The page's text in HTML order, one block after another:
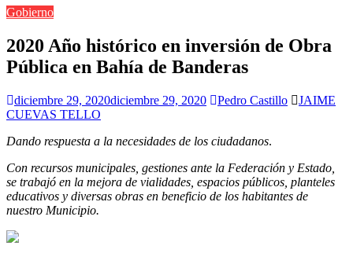
Gobierno
2020 Año histórico en inversión de Obra
Pública en Bahía de Banderas
diciembre 29, 2020diciembre 29, 2020 Pedro Castillo
JAIME
CUEVAS TELLO
Dando respuesta a la necesidades de los ciudadanos.
Con recursos municipales, gestiones ante la Federación y Estado,
se trabajó en la mejora de vialidades, espacios públicos, planteles
educativos y diversas obras en beneficio de los habitantes de
nuestro Municipio.